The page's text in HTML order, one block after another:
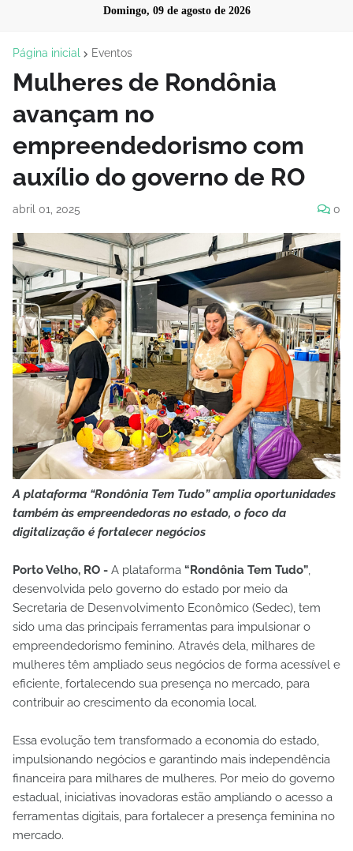
Domingo, 09 de agosto de 2026
Página inicial Eventos
Mulheres de Rondônia
avançam no
empreendedorismo com
auxílio do governo de RO
abril 01, 2025 0
A plataforma “Rondônia Tem Tudo” amplia oportunidades
também às empreendedoras no estado, o foco da
digitalização é fortalecer negócios
Porto Velho, RO - A plataforma “Rondônia Tem Tudo”,
desenvolvida pelo governo do estado por meio da
Secretaria de Desenvolvimento Econômico (Sedec), tem
sido uma das principais ferramentas para impulsionar o
empreendedorismo feminino. Através dela, milhares de
mulheres têm ampliado seus negócios de forma acessível e
eficiente, fortalecendo sua presença no mercado, para
contribuir ao crescimento da economia local.
Essa evolução tem transformado a economia do estado,
impulsionando negócios e garantindo mais independência
financeira para milhares de mulheres. Por meio do governo
estadual, iniciativas inovadoras estão ampliando o acesso a
ferramentas digitais, para fortalecer a presença feminina no
mercado.